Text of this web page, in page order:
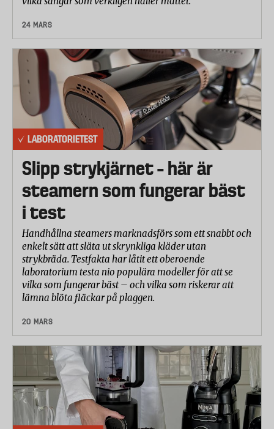
24 MARS
LABORATORIETEST
Slipp strykjärnet – här är
steamern som fungerar bäst
i test
Handhållna steamers marknadsförs som ett snabbt och
enkelt sätt att släta ut skrynkliga kläder utan
strykbräda. Testfakta har låtit ett oberoende
laboratorium testa nio populära modeller för att se
vilka som fungerar bäst – och vilka som riskerar att
lämna blöta fläckar på plaggen.
20 MARS